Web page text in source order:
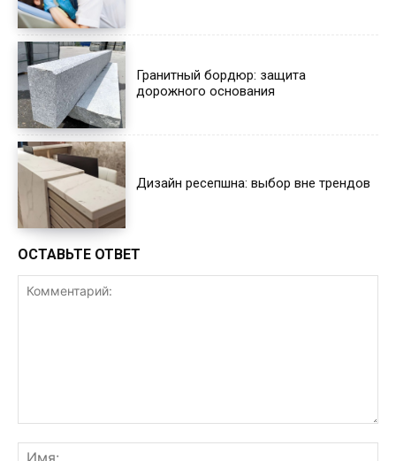
Гранитный бордюр: защита
дорожного основания
Дизайн ресепшна: выбор вне трендов
ОСТАВЬТЕ ОТВЕТ